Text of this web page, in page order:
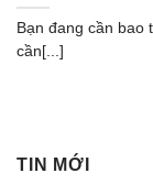
Bạn đang cần bao
cần[...]
TIN MỚI